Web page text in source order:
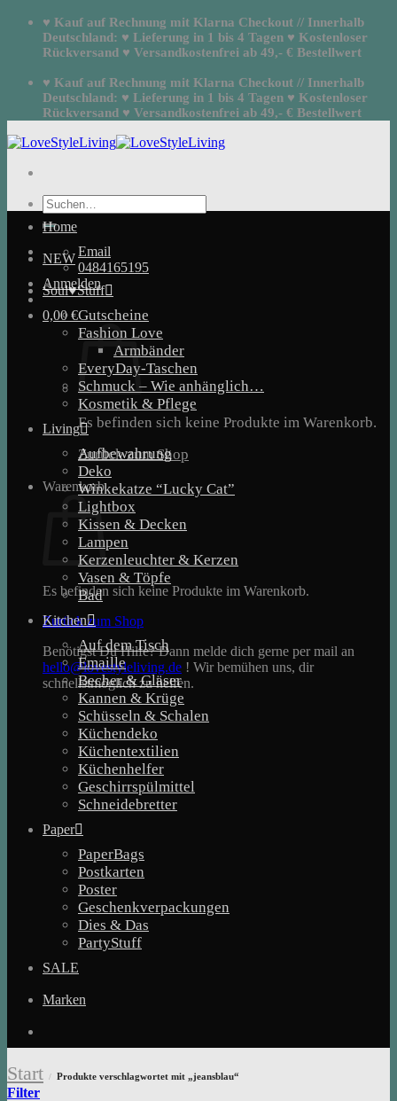
Zum
springen
♥ Kauf auf Rechnung mit Klarna Checkout // Innerhalb
Deutschland: ♥ Lieferung in 1 bis 4 Tagen ♥ Kostenloser
Rückversand ♥ Versandkostenfrei ab 49,- € Bestellwert
♥ Kauf auf Rechnung mit Klarna Checkout // Innerhalb
Deutschland: ♥ Lieferung in 1 bis 4 Tagen ♥ Kostenloser
Rückversand ♥ Versandkostenfrei ab 49,- € Bestellwert
Suchen
nach:
Email
0484165195
Anmelden
0,00€
Es befinden sich keine Produkte im Warenkorb.
Zurück zum Shop
Warenkorb
Es befinden sich keine Produkte im Warenkorb.
Zurück zum Shop
Benötigst Du Hilfe? Dann melde dich gerne per mail an
hello@lovestyleliving.de ! Wir bemühen uns, dir
schnellstmöglich zu helfen.
Home
NEW
Soul♥Stuff
Gutscheine
Fashion Love
Armbänder
EveryDay-Taschen
Schmuck – Wie anhänglich…
Kosmetik & Pflege
Living
Aufbewahrung
Deko
Winkekatze “Lucky Cat”
Lightbox
Kissen & Decken
Lampen
Kerzenleuchter & Kerzen
Vasen & Töpfe
Bad
Kitchen
Auf dem Tisch
Emaille
Becher & Gläser
Kannen & Krüge
Schüsseln & Schalen
Küchendeko
Küchentextilien
Küchenhelfer
Geschirrspülmittel
Schneidebretter
Paper
PaperBags
Postkarten
Poster
Geschenkverpackungen
Dies & Das
PartyStuff
SALE
Marken
Start / Produkte verschlagwortet mit „jeansblau“
Filter